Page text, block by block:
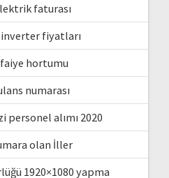
faturası
fiyatları
hortumu
numarası
personel alımı 2020
olan İller
1920×1080 yapma